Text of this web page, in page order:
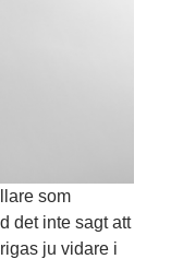
som
det inte sagt att
ju vidare i